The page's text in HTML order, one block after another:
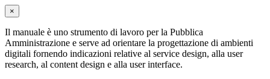
×
Il manuale è uno strumento di lavoro per la Pubblica
Amministrazione e serve ad orientare la progettazione di ambienti
digitali fornendo indicazioni relative al service design, alla user
research, al content design e alla user interface.